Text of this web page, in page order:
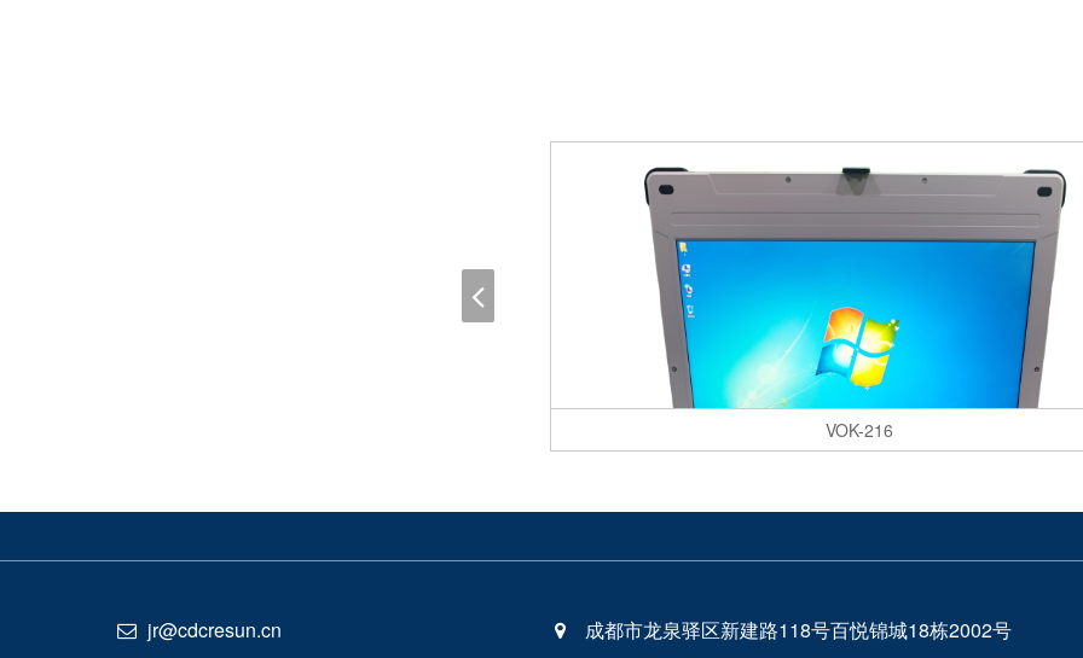
VOK-216
jr@cdcresun.cn 成都市龙泉驿区新建路118号百悦锦城18栋2002号